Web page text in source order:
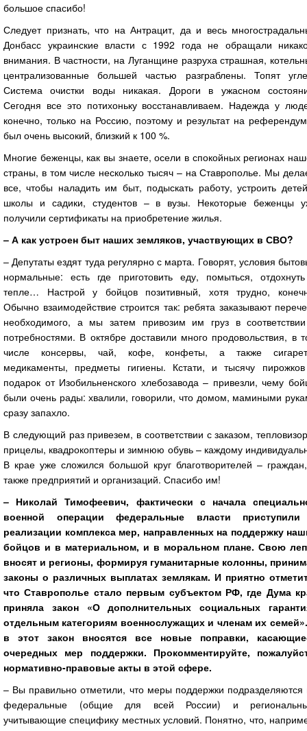
большое спасибо!
Следует признать, что на Антрацит, да и весь
Донбасс украинские власти с 1992 года не обращали
внимания. В частности, на Луганщине разруха страшная,
централизованные большей частью разграблены. Топят
Система очистки воды никакая. Дороги в ужасном
Сегодня все это потихоньку восстанавливаем. Надежда у
конечно, только на Россию, поэтому и результат на
был очень высокий, близкий к 100 %.
Многие беженцы, как вы знаете, осели в спокойных регионах
страны, в том числе несколько тысяч – на Ставрополье. Мы
все, чтобы наладить им быт, подыскать работу, устроить
школы и садики, студентов – в вузы. Некоторые беженцы
получили сертификаты на приобретение жилья.
– А как устроен быт наших земляков, участвующих в СВО?
– Депутаты ездят туда регулярно с марта. Говорят, условия
нормальные: есть где приготовить еду, помыться,
тепле… Настрой у бойцов позитивный, хотя трудно,
Обычно взаимодействие строится так: ребята заказывают
необходимого, а мы затем привозим им груз в
потребностями. В октябре доставили много продовольствия, в
числе консервы, чай, кофе, конфеты, а также
медикаменты, предметы гигиены. Кстати, и тысячу
подарок от Изобильненского хлебозавода – привезли, чему
были очень рады: хвалили, говорили, что домом, мамиными
сразу запахло.
В следующий раз привезем, в соответствии с заказом,
прицелы, квадрокоптеры и зимнюю обувь – каждому
В крае уже сложился большой круг благотворителей –
также предприятий и организаций. Спасибо им!
– Николай Тимофеевич, фактически с начала
военной операции федеральные власти
реализации комплекса мер, направленных на поддержку
бойцов и в материальном, и в моральном плане. Свою
вносят и регионы, формируя гуманитарные колонны,
законы о различных выплатах землякам. И приятно
что Ставрополье стало первым субъектом РФ, где Дума
приняла закон «О дополнительных социальных
отдельным категориям военнослужащих и членам их
в этот закон вносятся все новые поправки,
очередных мер поддержки. Прокомментируйте,
нормативно-правовые акты в этой сфере.
– Вы правильно отметили, что меры поддержки подразделяются
федеральные (общие для всей России) и
учитывающие специфику местных условий. Понятно, что,